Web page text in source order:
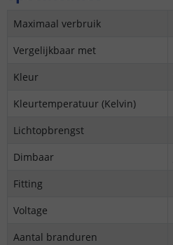
Maximaal verbruik
Vergelijkbaar met
Kleur
Kleurtemperatuur (Kelvin)
Lichtopbrengst
Dimbaar
Fitting
Voltage
Aantal branduren